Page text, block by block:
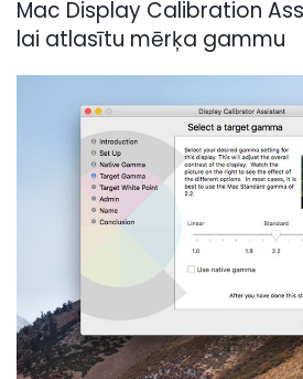
Mac Display Calibration
lai atlasītu mērķa gammu